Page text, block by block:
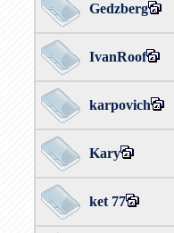
Gedzberg
IvanRoof
karpovich
Kary
ket 77